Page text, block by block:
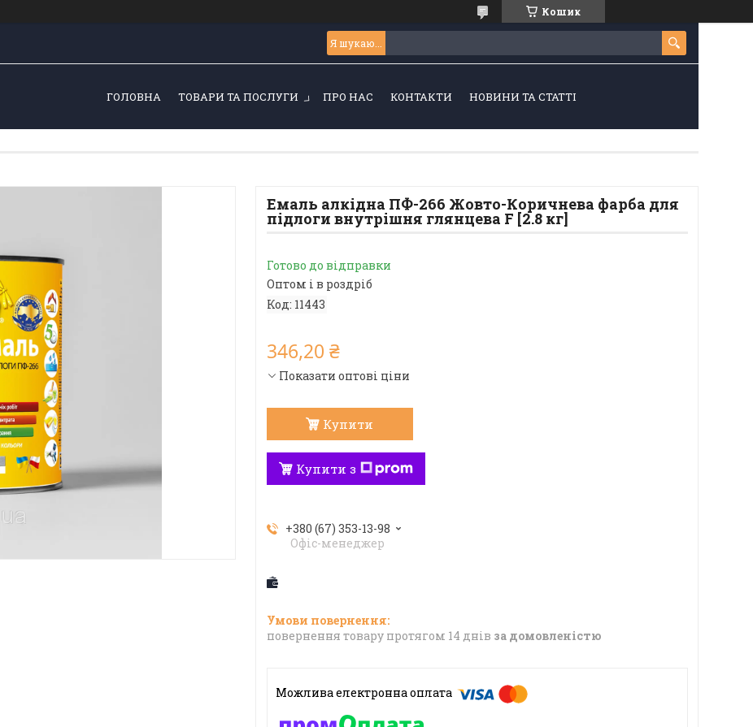
Кошик
ГОЛОВНА ТОВАРИ ТА ПОСЛУГИ ПРО НАС КОНТАКТИ НОВИНИ ТА СТАТТІ
Емаль алкідна ПФ-266 Жовто-Коричнева фарба для
підлоги внутрішня глянцева F [2.8 кг]
Готово до відправки
Оптом і в роздріб
Код: 11443
346,20 ₴
Показати оптові ціни
Купити
Купити з
+380 (67) 353-13-98
Офіс-менеджер
повернення товару протягом 14 днів за домовленістю